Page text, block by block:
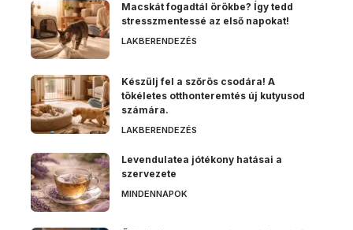
Macskát fogadtál örökbe? Így tedd
stresszmentessé az első napokat!
LAKBERENDEZÉS
Készülj fel a szőrös csodára! A
tökéletes otthonteremtés új kutyusod
számára.
LAKBERENDEZÉS
Levendulatea jótékony hatásai a
szervezete
MINDENNAPOK